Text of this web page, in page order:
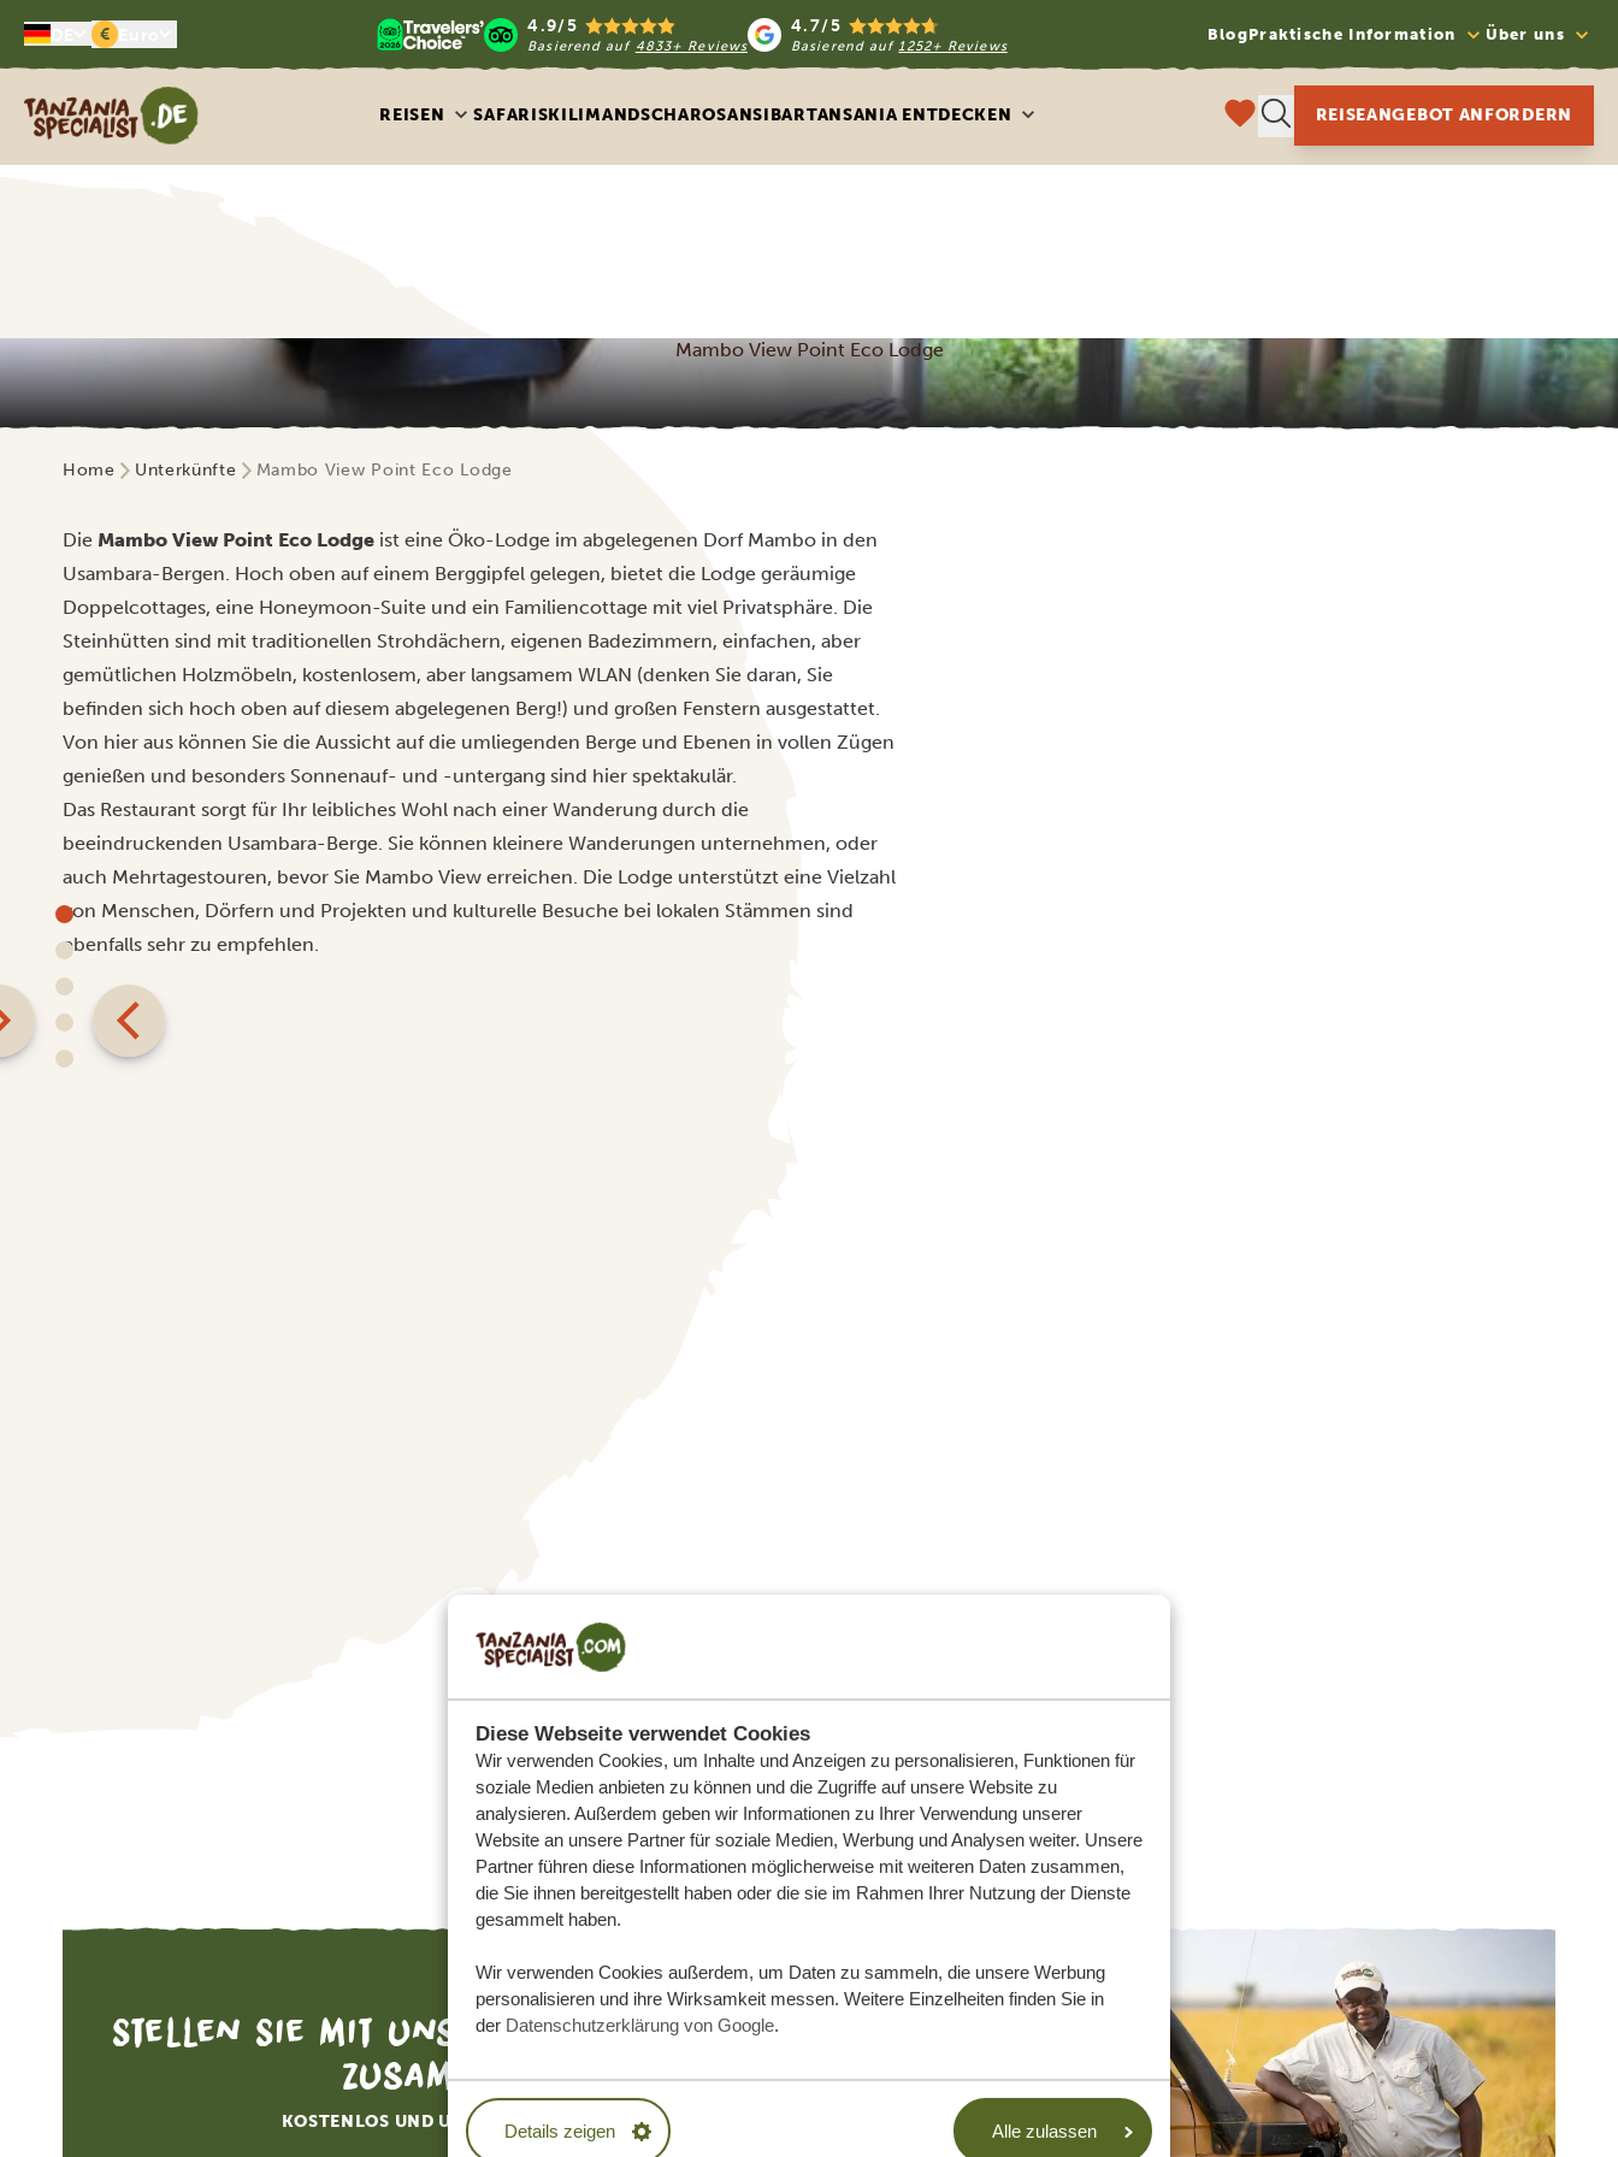
Diese Webseite verwendet Cookies
Wir verwenden Cookies, um Inhalte und Anzeigen zu personalisieren, Funktionen für
soziale Medien anbieten zu können und die Zugriffe auf unsere Website zu
analysieren. Außerdem geben wir Informationen zu Ihrer Verwendung unserer
Website an unsere Partner für soziale Medien, Werbung und Analysen weiter. Unsere
Partner führen diese Informationen möglicherweise mit weiteren Daten zusammen,
die Sie ihnen bereitgestellt haben oder die sie im Rahmen Ihrer Nutzung der Dienste
gesammelt haben.
Wir verwenden Cookies außerdem, um Daten zu sammeln, die unsere Werbung
personalisieren und ihre Wirksamkeit messen. Weitere Einzelheiten finden Sie in
der Datenschutzerklärung von Google.
Details zeigen Alle zulassen
€ 4.9/5
Basierend auf 4833+ Reviews
4.7/5
Basierend auf1252+ Reviews
BlogPraktische Information Über uns
Tanzania Specialist
REISEN SAFARISKILIMANDSCHAROSANSIBARTANSANIA ENTDECKEN REISEANGEBOT ANFORDERN
Mambo View Point Eco Lodge
Home Unterkünfte Mambo View Point Eco Lodge
Die Mambo View Point Eco Lodge ist eine Öko-Lodge im abgelegenen Dorf Mambo in den
Usambara-Bergen. Hoch oben auf einem Berggipfel gelegen, bietet die Lodge geräumige
Doppelcottages, eine Honeymoon-Suite und ein Familiencottage mit viel Privatsphäre. Die
Steinhütten sind mit traditionellen Strohdächern, eigenen Badezimmern, einfachen, aber
gemütlichen Holzmöbeln, kostenlosem, aber langsamem WLAN (denken Sie daran, Sie
befinden sich hoch oben auf diesem abgelegenen Berg!) und großen Fenstern ausgestattet.
Von hier aus können Sie die Aussicht auf die umliegenden Berge und Ebenen in vollen Zügen
genießen und besonders Sonnenauf- und -untergang sind hier spektakulär.
Das Restaurant sorgt für Ihr leibliches Wohl nach einer Wanderung durch die
beeindruckenden Usambara-Berge. Sie können kleinere Wanderungen unternehmen, oder
auch Mehrtagestouren, bevor Sie Mambo View erreichen. Die Lodge unterstützt eine Vielzahl
von Menschen, Dörfern und Projekten und kulturelle Besuche bei lokalen Stämmen sind
ebenfalls sehr zu empfehlen.
Stellen Sie mit uns Ihre Traumreise
zusammen
KOSTENLOS UND UNVERBINDLICH